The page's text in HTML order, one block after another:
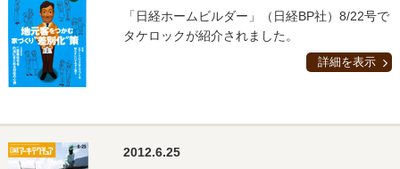
「日経ホームビルダー」（日経BP社）8/22号で
タケロックが紹介されました。
詳細を表示
2012.6.25